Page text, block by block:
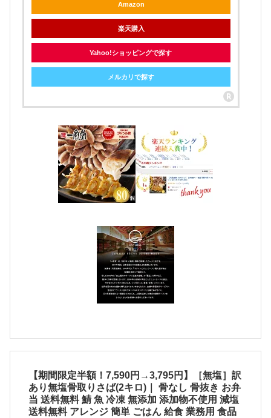
Amazon
楽天購入
Yahoo!ショッピングで探す
メルカリで探す
【期間限定半額！7,590円→3,795円】［無塩］訳
あり無塩骨取りさば(2キロ)｜ 骨なし 骨抜き お弁
当 送料無料 鯖 魚 冷凍 無添加 添加物不使用 減塩
送料無料 アレンジ 簡単 ごはん 給食 業務用 食品